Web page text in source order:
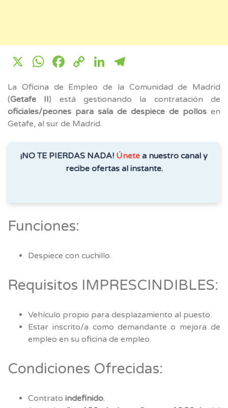
X WhatsApp
Facebook
CopyLinkedIn
La Oficina de Empleo de la Comunidad de Madrid
(Getafe II) está gestionando la contratación de
oficiales/peones para sala de despiece de pollos en
Getafe, al sur de Madrid.
¡NO TE PIERDAS NADA! Únete a nuestro canal y
recibe ofertas al instante.
Funciones:
Despiece con cuchillo.
Requisitos IMPRESCINDIBLES:
Vehículo propio para desplazamiento al puesto.
Estar inscrito/a como demandante o mejora de
empleo en su oficina de empleo.
Condiciones Ofrecidas:
Contrato indefinido.